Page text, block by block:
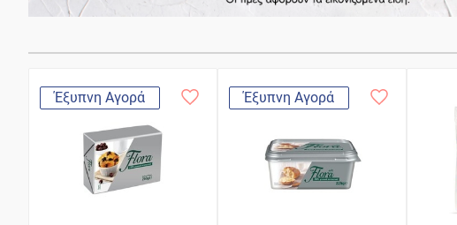
Έξυπνη Αγορά Έξυπνη Αγορά